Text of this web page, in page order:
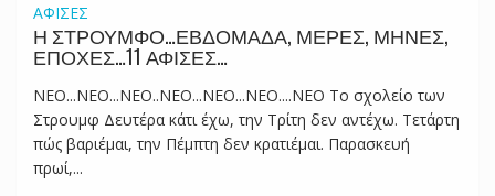
ΑΦΙΣΕΣ
Η ΣΤΡΟΥΜΦΟ…ΕΒΔΟΜΑΔΑ, ΜΕΡΕΣ, ΜΗΝΕΣ,
ΕΠΟΧΕΣ…11 ΑΦΙΣΕΣ…
ΝΕΟ...ΝΕΟ...ΝΕΟ..ΝΕΟ...ΝΕΟ...ΝΕΟ....ΝΕΟ Το σχολείο των
Στρουμφ Δευτέρα κάτι έχω, την Τρίτη δεν αντέχω. Τετάρτη
πώς βαριέμαι, την Πέμπτη δεν κρατιέμαι. Παρασκευή
πρωί,...